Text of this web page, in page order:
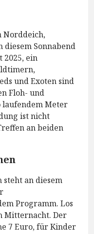
Norddeich,
diesem Sonnabend
2025, ein
und Exoten sind
Floh- und
laufendem Meter
ist nicht
an beiden
steht an diesem
Programm. Los
Mitternacht. Der
7 Euro, für Kinder